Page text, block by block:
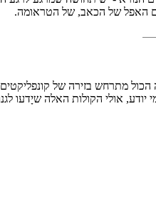
האפל של הכאב, של הטראומה.
מתרחש בזירה של קונפליקטים,
אולי הקולות האלה שיָדעו